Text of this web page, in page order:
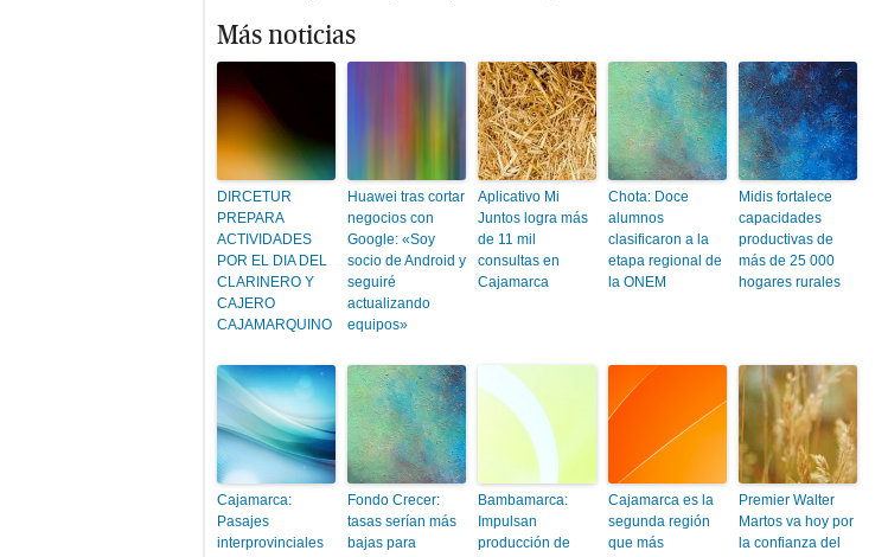
Más noticias
DIRCETUR
PREPARA
ACTIVIDADES
POR EL DIA DEL
CLARINERO Y
CAJERO
CAJAMARQUINO
Huawei tras cortar
negocios con
Google: «Soy
socio de Android y
seguiré
actualizando
equipos»
Aplicativo Mi
Juntos logra más
de 11 mil
consultas en
Cajamarca
Chota: Doce
alumnos
clasificaron a la
etapa regional de
la ONEM
Midis fortalece
capacidades
productivas de
más de 25 000
hogares rurales
Cajamarca:
Pasajes
interprovinciales
Fondo Crecer:
tasas serían más
bajas para
Bambamarca:
Impulsan
producción de
Cajamarca es la
segunda región
que más
Premier Walter
Martos va hoy por
la confianza del